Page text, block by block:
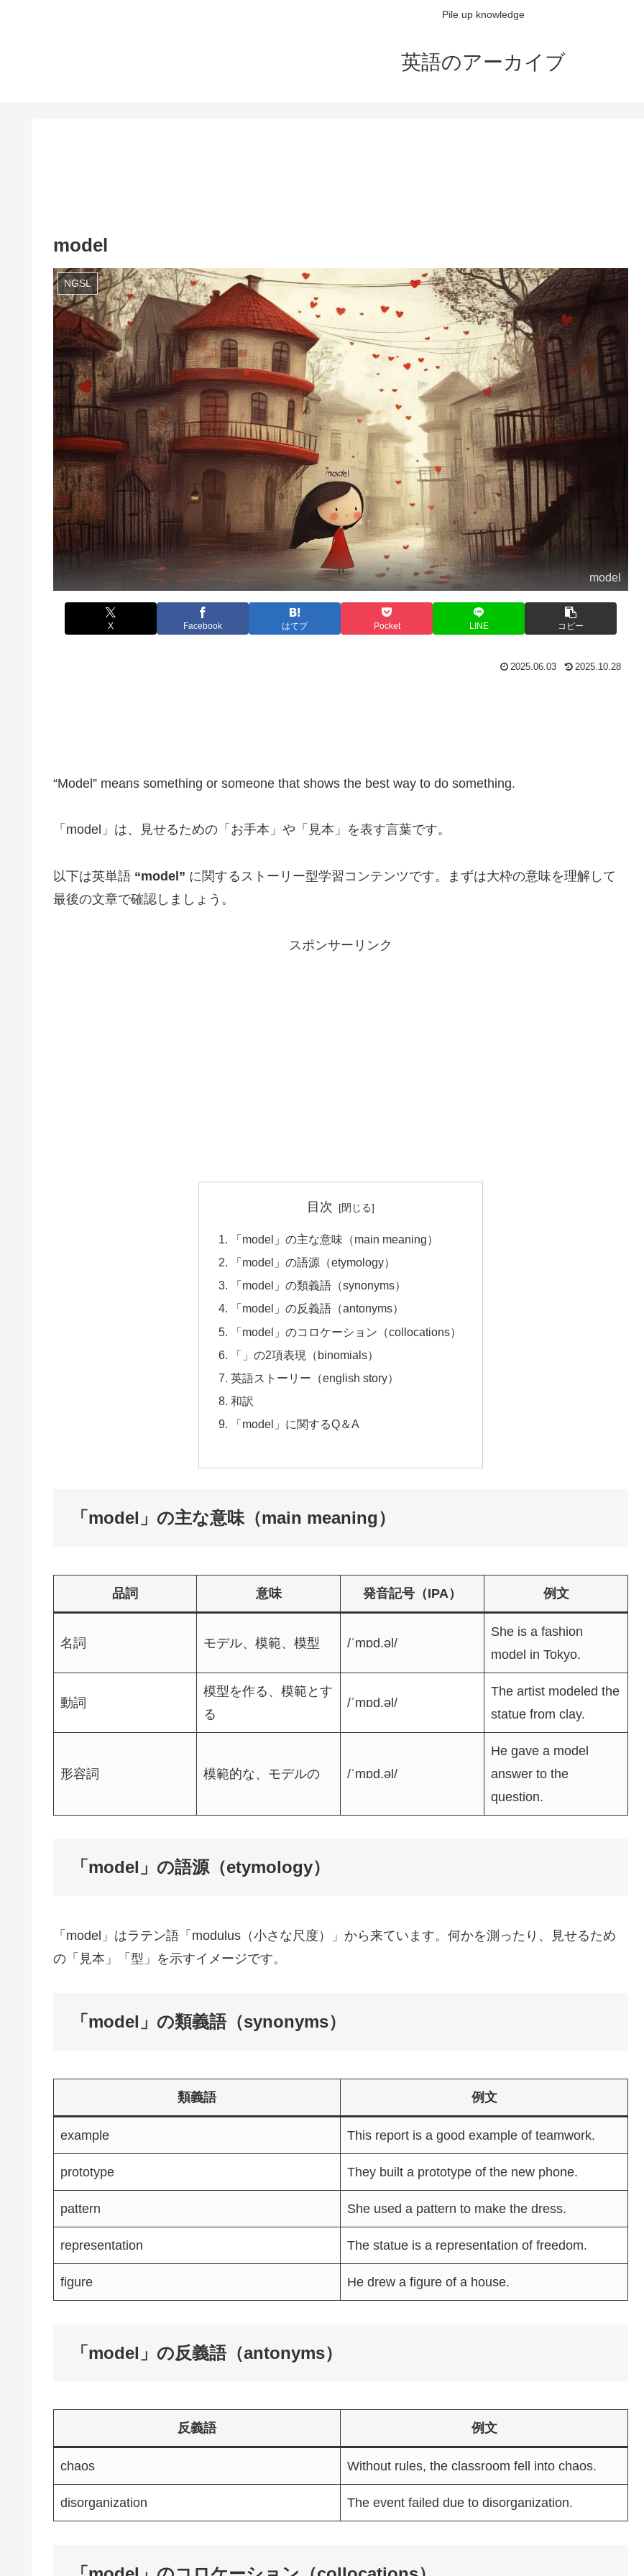
Pile up knowledge
英語のアーカイブ
model
NGSL
model
X Facebook はてブ Pocket LINE コピー
2025.06.03 2025.10.28
“Model” means something or someone that shows the best way to do something.
「model」は、見せるための「お手本」や「見本」を表す言葉です。
以下は英単語 “model” に関するストーリー型学習コンテンツです。まずは大枠の意味を理解して
最後の文章で確認しましょう。
スポンサーリンク
目次
「model」の主な意味（main meaning）
「model」の語源（etymology）
「model」の類義語（synonyms）
「model」の反義語（antonyms）
「model」のコロケーション（collocations）
「」の2項表現（binomials）
英語ストーリー（english story）
和訳
「model」に関するQ＆A
「model」の主な意味（main meaning）
品詞 意味 発音記号（IPA） 例文
名詞 モデル、模範、模型 /ˈmɒd.əl/
She is a fashion
model in Tokyo.
動詞
模型を作る、模範とす
る
/ˈmɒd.əl/
The artist modeled the
statue from clay.
形容詞 模範的な、モデルの /ˈmɒd.əl/
He gave a model
answer to the
question.
「model」の語源（etymology）
「model」はラテン語「modulus（小さな尺度）」から来ています。何かを測ったり、見せるため
の「見本」「型」を示すイメージです。
「model」の類義語（synonyms）
類義語 例文
example This report is a good example of teamwork.
prototype They built a prototype of the new phone.
pattern She used a pattern to make the dress.
representation The statue is a representation of freedom.
figure He drew a figure of a house.
「model」の反義語（antonyms）
反義語 例文
chaos Without rules, the classroom fell into chaos.
disorganization The event failed due to disorganization.